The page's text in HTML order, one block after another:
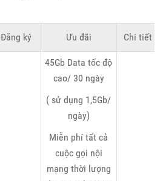
Đăng ký Ưu đãi Chi tiết
45Gb Data tốc độ
cao/ 30 ngày
( sử dụng 1,5Gb/
ngày)
Miễn phí tất cả
cuộc gọi nội
mạng thời lượng